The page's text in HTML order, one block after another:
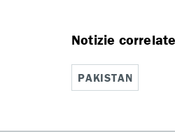
Notizie
PAKISTAN